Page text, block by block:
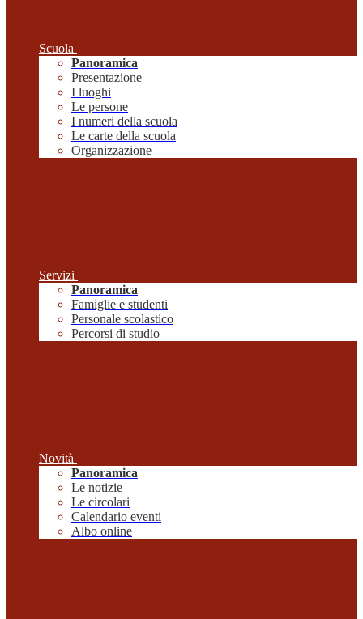
Scuola
Panoramica
Presentazione
I luoghi
Le persone
I numeri della scuola
Le carte della scuola
Organizzazione
Servizi
Panoramica
Famiglie e studenti
Personale scolastico
Percorsi di studio
Novità
Panoramica
Le notizie
Le circolari
Calendario eventi
Albo online